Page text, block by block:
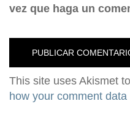
vez que haga un
This site uses Akismet
how your comment